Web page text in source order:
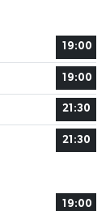
19:00
19:00
21:30
21:30
19:00